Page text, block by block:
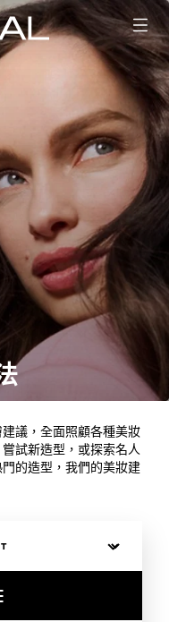
議，全面照顧各種美妝
試新造型，或探索名人
的造型，我們的美妝建